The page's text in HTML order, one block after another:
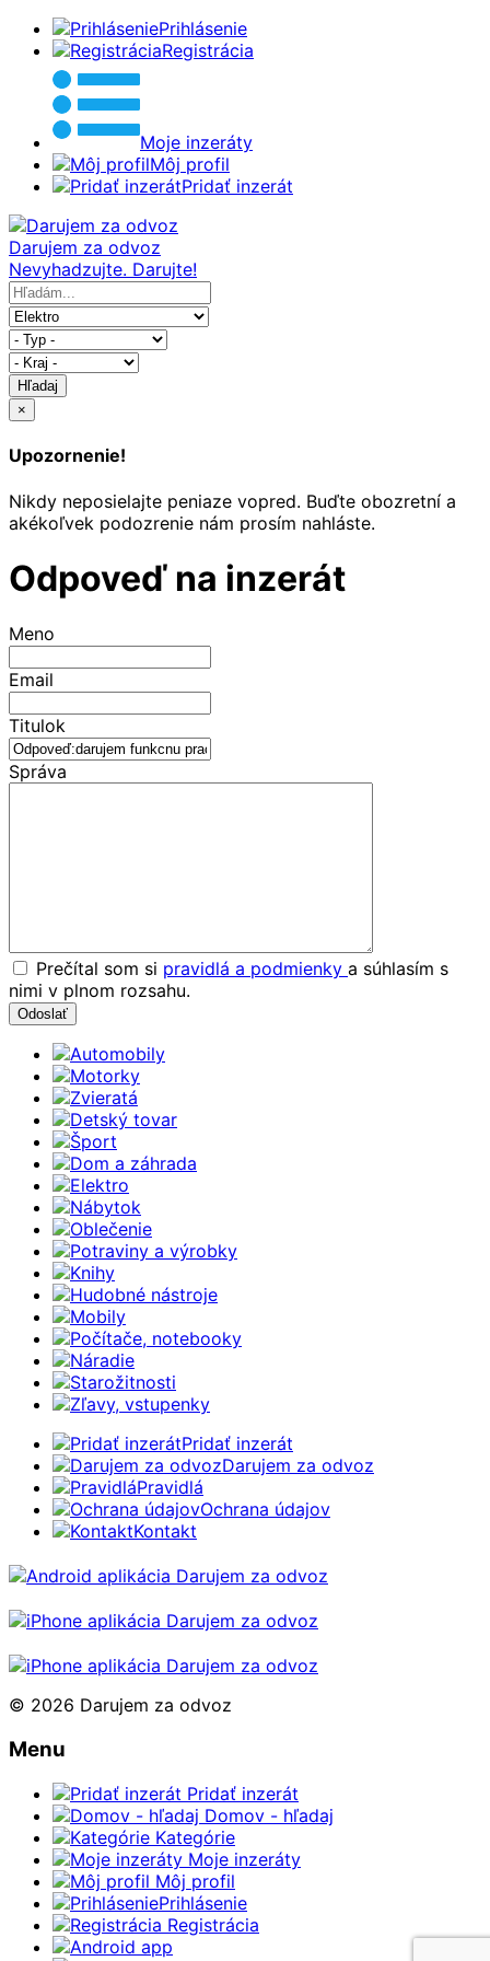
Prihlásenie
Registrácia
Moje inzeráty
Môj profil
Pridať inzerát
Darujem za odvoz
Nevyhadzujte. Darujte!
Hľadaj
×
Upozornenie!
Nikdy neposielajte peniaze vopred. Buďte obozretní a
akékoľvek podozrenie nám prosím nahláste.
Odpoveď na inzerát
Meno
Email
Titulok
Správa
Prečítal som si pravidlá a podmienky a súhlasím s
nimi v plnom rozsahu.
Automobily
Motorky
Zvieratá
Detský tovar
Šport
Dom a záhrada
Elektro
Nábytok
Oblečenie
Potraviny a výrobky
Knihy
Hudobné nástroje
Mobily
Počítače, notebooky
Náradie
Starožitnosti
Zľavy, vstupenky
Pridať inzerát
Darujem za odvoz
Pravidlá
Ochrana údajov
Kontakt
© 2026 Darujem za odvoz
Menu
Pridať inzerát
Domov - hľadaj
Kategórie
Moje inzeráty
Môj profil
Prihlásenie
Registrácia